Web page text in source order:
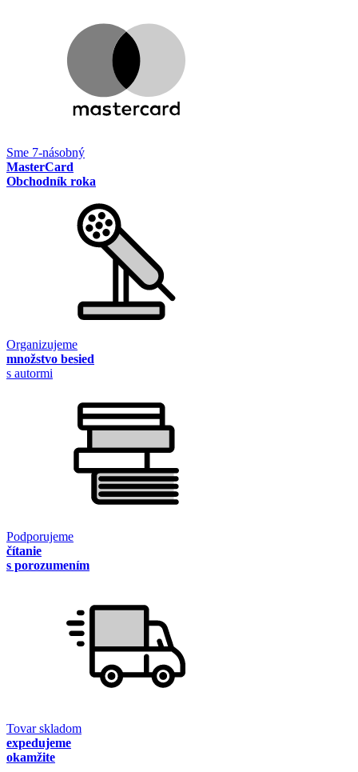
Sme 7-násobný
MasterCard
Obchodník roka
Organizujeme
množstvo besied
s autormi
Podporujeme
čítanie
s porozumením
Tovar skladom
expedujeme
okamžite